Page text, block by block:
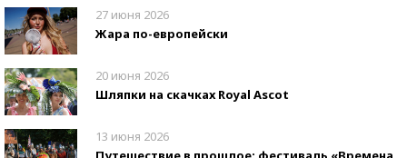
27 июня 2026
Жара по-европейски
20 июня 2026
Шляпки на скачках Royal Ascot
13 июня 2026